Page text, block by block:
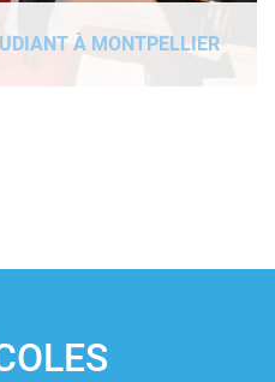
À MONTPELLIER